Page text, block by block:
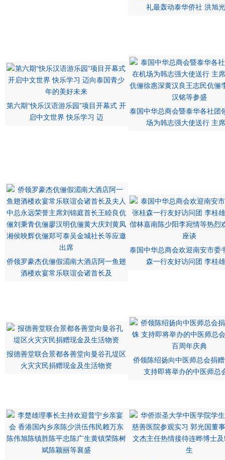
礼最轰动泰华侨社 洪旭
第六期“快乐汉语游乐园”项目开幕式 开
启中文世界 快乐学习 迈
泰国中华总商会暨泰华各社团
场为韩志强大使送行 主
侨领罗豪杰伉俪假湄南大酒店阿一鱼翅
酒楼欢宴常乐联谊会诸首长及
泰国中华总商会欢迎南安市委
森一行友好访问团 李桂
报德善堂联合景都各善堂向曼谷孔堤区
火灾灾民捐赠现金及生活物资
侨领陈绍扬向中医师总会捐
支持即将举办的中医师总